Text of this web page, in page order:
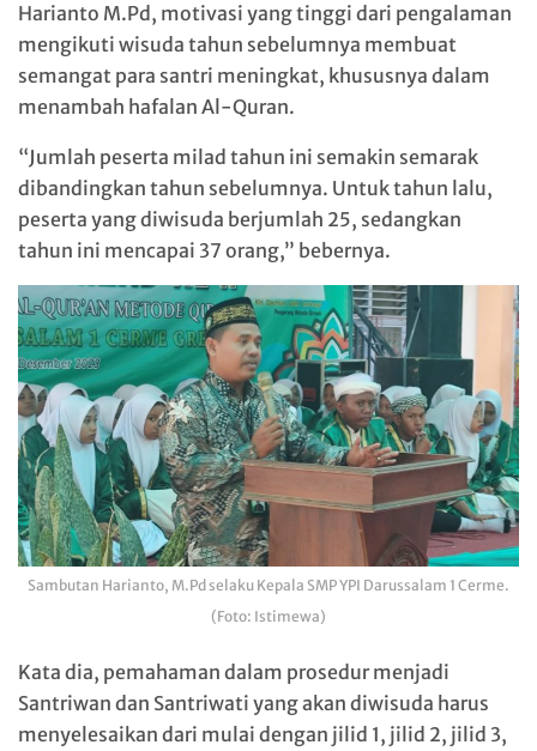
Harianto M.Pd, motivasi yang tinggi dari pengalaman
mengikuti wisuda tahun sebelumnya membuat
semangat para santri meningkat, khususnya dalam
menambah hafalan Al-Quran.
“Jumlah peserta milad tahun ini semakin semarak
dibandingkan tahun sebelumnya. Untuk tahun lalu,
peserta yang diwisuda berjumlah 25, sedangkan
tahun ini mencapai 37 orang,” bebernya.
Sambutan Harianto, M.Pd selaku Kepala SMP YPI Darussalam 1 Cerme.
(Foto: Istimewa)
Kata dia, pemahaman dalam prosedur menjadi
Santriwan dan Santriwati yang akan diwisuda harus
menyelesaikan dari mulai dengan jilid 1, jilid 2, jilid 3,